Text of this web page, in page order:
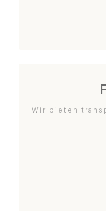
Wir bieten